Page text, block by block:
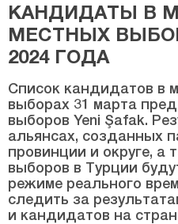
Гейикли
ГЁКЧЕАДА
Гюмюшчай
Калкым
Карабига
Каваккёй
КЕПЕЗ
Кучуккую
КАНДИДАТЫ В
МЕСТНЫХ
2024 ГОДА
Список кандидатов в
выборах 31 марта
выборов Yeni Şafak.
альянсах, созданных
провинции и округе, а
выборов в Турции
режиме реального
следить за
и кандидатов на